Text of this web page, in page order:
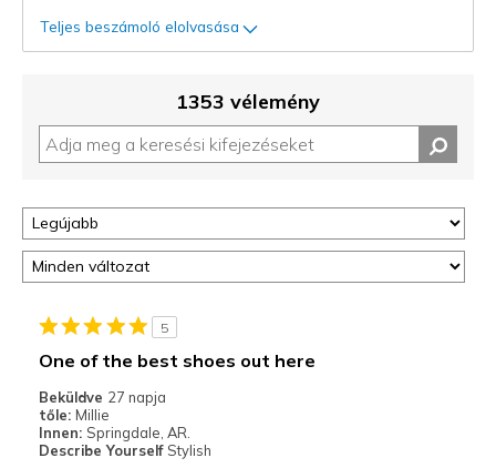
Teljes beszámoló elolvasása
1353 vélemény
5
One of the best shoes out here
Beküldve 27 napja
tőle: Millie
Innen: Springdale, AR.
Describe Yourself Stylish